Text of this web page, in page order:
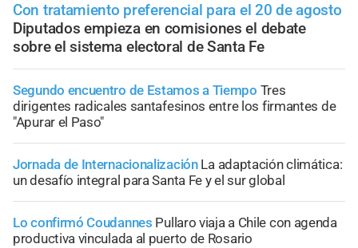
Con tratamiento preferencial para el 20 de agosto
Diputados empieza en comisiones el debate
sobre el sistema electoral de Santa Fe
Segundo encuentro de Estamos a Tiempo Tres
dirigentes radicales santafesinos entre los firmantes de
"Apurar el Paso"
Jornada de Internacionalización La adaptación climática:
un desafío integral para Santa Fe y el sur global
Lo confirmó Coudannes Pullaro viaja a Chile con agenda
productiva vinculada al puerto de Rosario